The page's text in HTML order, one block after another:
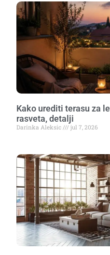
Kako urediti terasu za
rasveta, detalji
Darinka Aleksic jul 7, 2026